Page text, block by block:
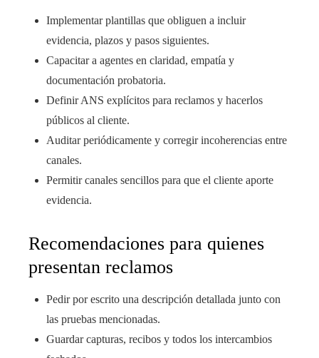
Implementar plantillas que obliguen a incluir
evidencia, plazos y pasos siguientes.
Capacitar a agentes en claridad, empatía y
documentación probatoria.
Definir ANS explícitos para reclamos y hacerlos
públicos al cliente.
Auditar periódicamente y corregir incoherencias entre
canales.
Permitir canales sencillos para que el cliente aporte
evidencia.
Recomendaciones para quienes
presentan reclamos
Pedir por escrito una descripción detallada junto con
las pruebas mencionadas.
Guardar capturas, recibos y todos los intercambios